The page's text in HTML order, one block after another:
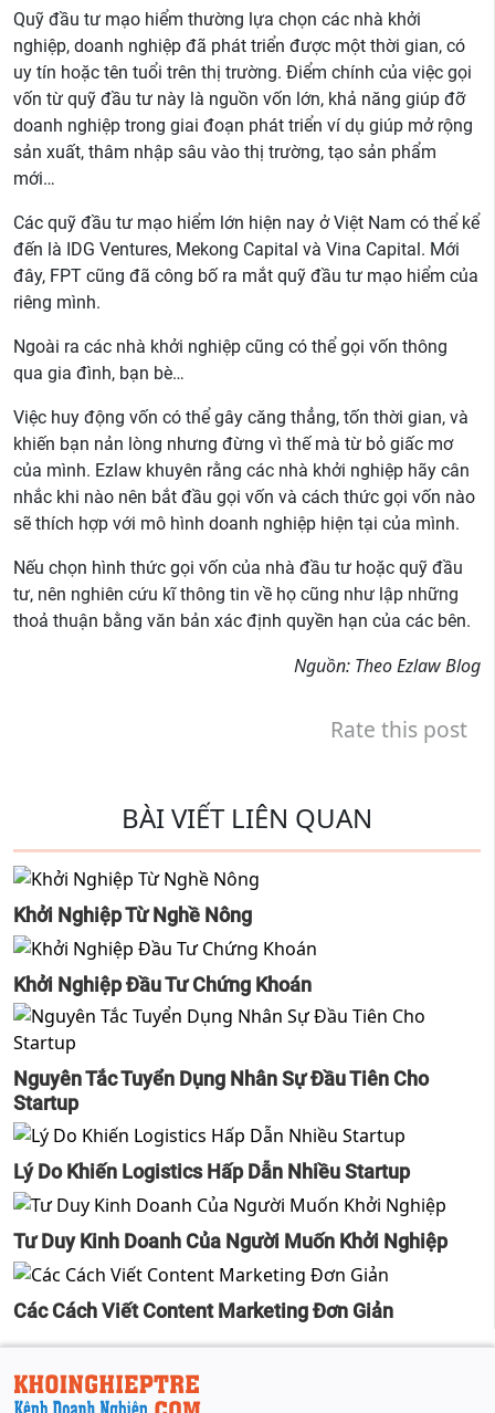
Quỹ đầu tư mạo hiểm thường lựa chọn các nhà khởi
nghiệp, doanh nghiệp đã phát triển được một thời gian, có
uy tín hoặc tên tuổi trên thị trường. Điểm chính của việc gọi
vốn từ quỹ đầu tư này là nguồn vốn lớn, khả năng giúp đỡ
doanh nghiệp trong giai đoạn phát triển ví dụ giúp mở rộng
sản xuất, thâm nhập sâu vào thị trường, tạo sản phẩm
mới…
Các quỹ đầu tư mạo hiểm lớn hiện nay ở Việt Nam có thể kể
đến là IDG Ventures, Mekong Capital và Vina Capital. Mới
đây, FPT cũng đã công bố ra mắt quỹ đầu tư mạo hiểm của
riêng mình.
Ngoài ra các nhà khởi nghiệp cũng có thể gọi vốn thông
qua gia đình, bạn bè…
Việc huy động vốn có thể gây căng thẳng, tốn thời gian, và
khiến bạn nản lòng nhưng đừng vì thế mà từ bỏ giấc mơ
của mình. Ezlaw khuyên rằng các nhà khởi nghiệp hãy cân
nhắc khi nào nên bắt đầu gọi vốn và cách thức gọi vốn nào
sẽ thích hợp với mô hình doanh nghiệp hiện tại của mình.
Nếu chọn hình thức gọi vốn của nhà đầu tư hoặc quỹ đầu
tư, nên nghiên cứu kĩ thông tin về họ cũng như lập những
thoả thuận bằng văn bản xác định quyền hạn của các bên.
Nguồn: Theo Ezlaw Blog
Rate this post
BÀI VIẾT LIÊN QUAN
Khởi Nghiệp Từ Nghề Nông
Khởi Nghiệp Đầu Tư Chứng Khoán
Nguyên Tắc Tuyển Dụng Nhân Sự Đầu Tiên Cho
Startup
Lý Do Khiến Logistics Hấp Dẫn Nhiều Startup
Tư Duy Kinh Doanh Của Người Muốn Khởi Nghiệp
Các Cách Viết Content Marketing Đơn Giản